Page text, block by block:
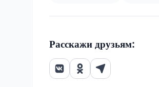
Расскажи друзьям: